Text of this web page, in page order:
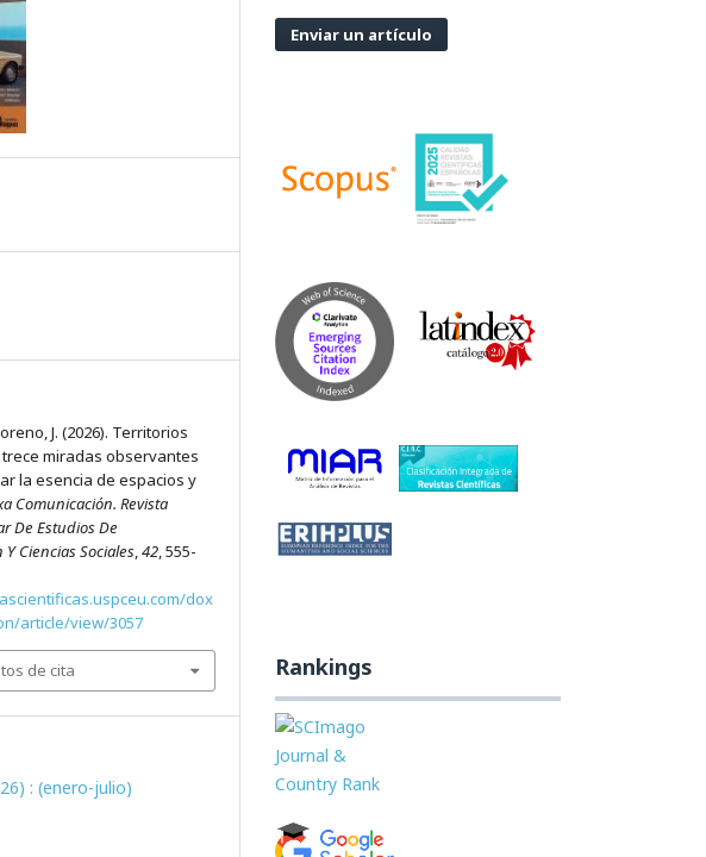
: (enero-julio)
J. (2026). Territorios
miradas observantes
la esencia de espacios y
Comunicación. Revista
De Estudios De
Ciencias Sociales,42, 555-
dox
article/view/3057
de cita
Enviar un artículo
Rankings